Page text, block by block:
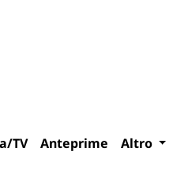
TV Anteprime Altro